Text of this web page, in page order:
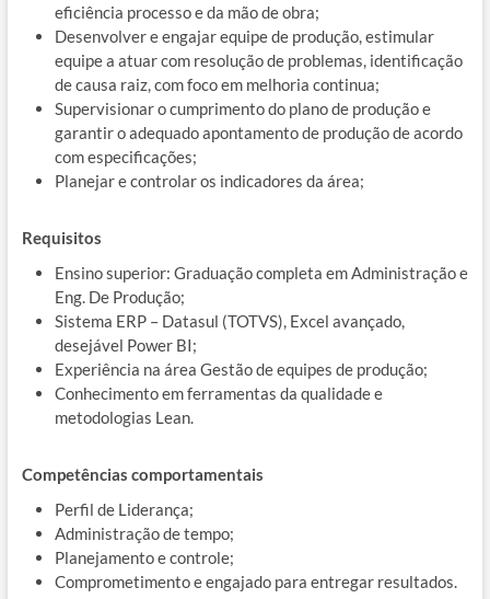
eficiência processo e da mão de obra;
Desenvolver e engajar equipe de produção, estimular
equipe a atuar com resolução de problemas, identificação
de causa raiz, com foco em melhoria continua;
Supervisionar o cumprimento do plano de produção e
garantir o adequado apontamento de produção de acordo
com especificações;
Planejar e controlar os indicadores da área;
Requisitos
Ensino superior: Graduação completa em Administração e
Eng. De Produção;
Sistema ERP – Datasul (TOTVS), Excel avançado,
desejável Power BI;
Experiência na área Gestão de equipes de produção;
Conhecimento em ferramentas da qualidade e
metodologias Lean.
Competências comportamentais
Perfil de Liderança;
Administração de tempo;
Planejamento e controle;
Comprometimento e engajado para entregar resultados.